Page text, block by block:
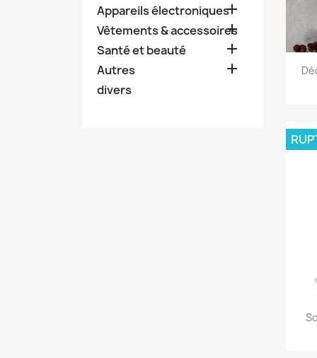
Appareils électroniques
Vêtements & accessoires

Santé et beauté 
Autres 
divers